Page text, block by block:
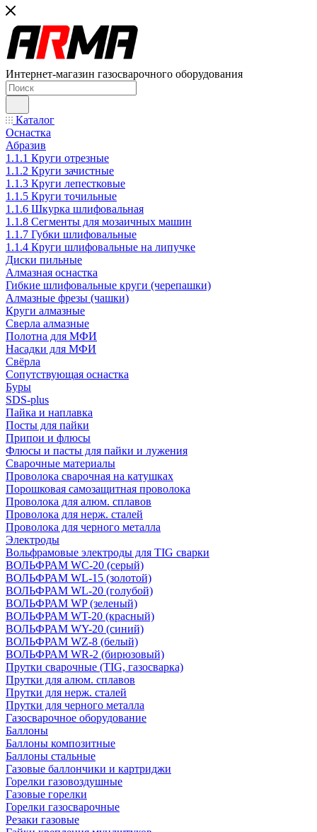
Интернет-магазин газосварочного оборудования
Каталог
Оснастка
Абразив
1.1.1 Круги отрезные
1.1.2 Круги зачистные
1.1.3 Круги лепестковые
1.1.5 Круги точильные
1.1.6 Шкурка шлифовальная
1.1.8 Сегменты для мозаичных машин
1.1.7 Губки шлифовальные
1.1.4 Круги шлифовальные на липучке
Диски пильные
Алмазная оснастка
Гибкие шлифовальные круги (черепашки)
Алмазные фрезы (чашки)
Круги алмазные
Сверла алмазные
Полотна для МФИ
Насадки для МФИ
Свёрла
Сопутствующая оснастка
Буры
SDS-plus
Пайка и наплавка
Посты для пайки
Припои и флюсы
Флюсы и пасты для пайки и лужения
Сварочные материалы
Проволока сварочная на катушках
Порошковая самозащитная проволока
Проволока для алюм. сплавов
Проволока для нерж. сталей
Проволока для черного металла
Электроды
Вольфрамовые электроды для TIG сварки
ВОЛЬФРАМ WC-20 (серый)
ВОЛЬФРАМ WL-15 (золотой)
ВОЛЬФРАМ WL-20 (голубой)
ВОЛЬФРАМ WP (зеленый)
ВОЛЬФРАМ WT-20 (красный)
ВОЛЬФРАМ WY-20 (синий)
ВОЛЬФРАМ WZ-8 (белый)
ВОЛЬФРАМ WR-2 (бирюзовый)
Прутки сварочные (TIG, газосварка)
Прутки для алюм. сплавов
Прутки для нерж. сталей
Прутки для черного металла
Газосварочное оборудование
Баллоны
Баллоны композитные
Баллоны стальные
Газовые баллончики и картриджи
Горелки газовоздушные
Газовые горелки
Горелки газосварочные
Резаки газовые